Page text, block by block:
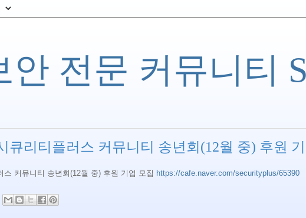
안 전문 커뮤니티
큐리티플러스 커뮤니티 송년회(12월 중) 후원
스 커뮤니티 송년회(12월 중) 후원 기업 모집 https://cafe.naver.com/securityplus/65390